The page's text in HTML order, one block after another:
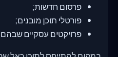
פרסום חדשות;
פורטלי תוכן מובנים;
פרויקטים עסקיים